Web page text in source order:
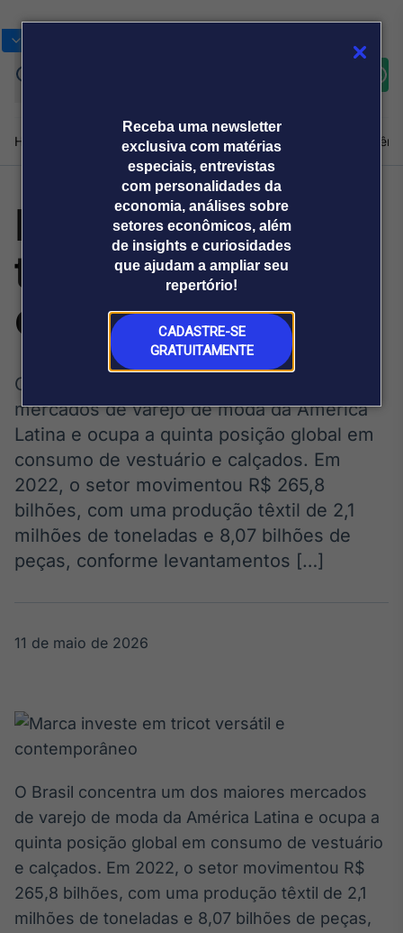
Receba uma newsletter
exclusiva com matérias
especiais, entrevistas
com personalidades da
economia, análises sobre
setores econômicos, além
de insights e curiosidades
que ajudam a ampliar seu
repertório!
CADASTRE-SE
GRATUITAMENTE
Home Produtos e soluçõesNotíciasBlogWeekend
Plataformas
Broadcast
Broadcast+
O mercado
financeiro em
tempo real
Broadcast
Agro
Tudo sobre o
agronegócio
Broadcast
Político
O setor de
Broadcast
conteúdos
personalizados
Soluções de Dados
e Conteúdos
Sobre nós Releases Broadcast
Prêmio Broadcast
Analistas
Prêmio Broadcast
Empresas
Agências de
comunicação
Releases
Marca investe em
tricot versátil e
contemporâneo
O Brasil concentra um dos maiores
mercados de varejo de moda da América
Latina e ocupa a quinta posição global em
consumo de vestuário e calçados. Em
2022, o setor movimentou R$ 265,8
bilhões, com uma produção têxtil de 2,1
milhões de toneladas e 8,07 bilhões de
peças, conforme levantamentos […]
11 de maio de 2026
O Brasil concentra um dos maiores mercados
de varejo de moda da América Latina e ocupa a
quinta posição global em consumo de vestuário
e calçados. Em 2022, o setor movimentou R$
265,8 bilhões, com uma produção têxtil de 2,1
milhões de toneladas e 8,07 bilhões de peças,